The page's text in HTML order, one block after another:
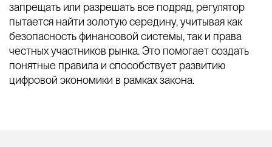
запрещать или разрешать все подряд, регулятор
пытается найти золотую середину, учитывая как
безопасность финансовой системы, так и права
честных участников рынка. Это помогает создать
понятные правила и способствует развитию
цифровой экономики в рамках закона.